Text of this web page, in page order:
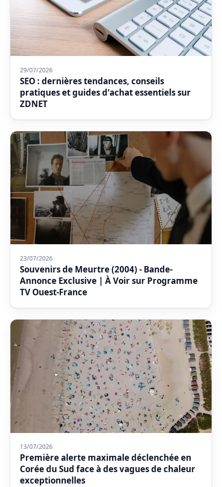
29/07/2026
SEO : dernières tendances, conseils
pratiques et guides d'achat essentiels sur
ZDNET
23/07/2026
Souvenirs de Meurtre (2004) - Bande-
Annonce Exclusive | À Voir sur Programme
TV Ouest-France
13/07/2026
Première alerte maximale déclenchée en
Corée du Sud face à des vagues de chaleur
exceptionnelles